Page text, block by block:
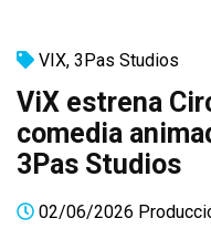
VIX, 3Pas Studios
ViX estrena
comedia
3Pas Studios
02/06/2026